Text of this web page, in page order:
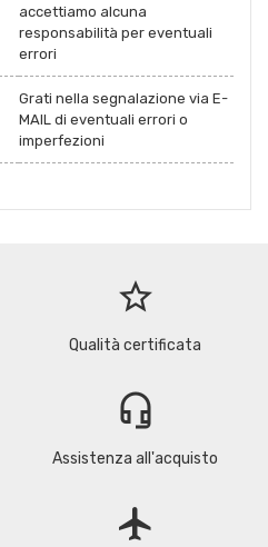
accettiamo alcuna
responsabilità per eventuali
errori
Grati nella segnalazione via E-
MAIL di eventuali errori o
imperfezioni
star_border
Qualità certificata
headset_mic
Assistenza all'acquisto
flight